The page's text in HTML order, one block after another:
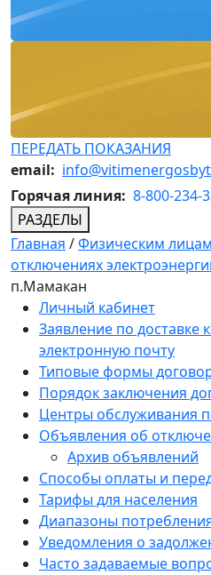
ПЕРЕДАТЬ ПОКАЗАНИЯ
email:
Горячая линия: 8-800-234-
РАЗДЕЛЫ
Главная /Физическим лицам
отключениях
п.Мамакан
Личный кабинет
Заявление по доставке
электронную почту
Типовые формы
Порядок заключения
Центры обслуживания
Объявления об
Архив объявлений
Способы оплаты и
Тарифы для населения
Диапазоны
Уведомления о
Часто задаваемые